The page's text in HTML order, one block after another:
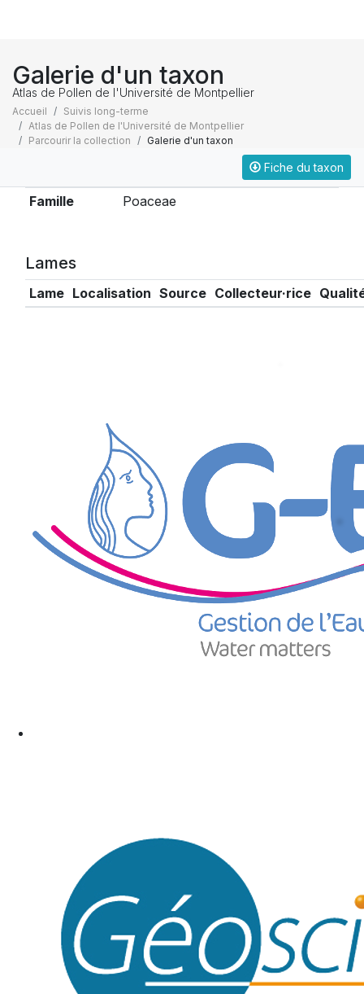
Galerie d'un taxon
Atlas de Pollen de l'Université de Montpellier
Accueil
Suivis long-terme
Atlas de Pollen de l'Université de Montpellier
Parcourir la collection
Galerie d'un taxon
Fiche du taxon
Famille Poaceae
Lames
Lame Localisation Source Collecteur·rice